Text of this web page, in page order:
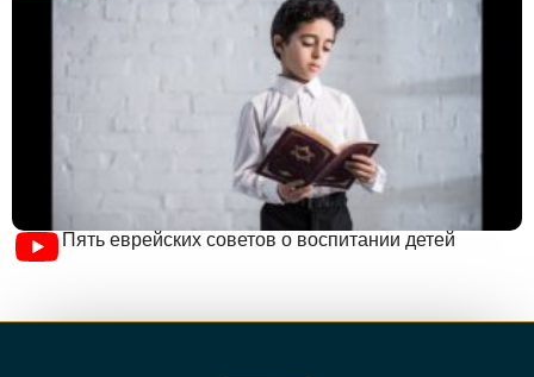
Пять еврейских советов о воспитании детей